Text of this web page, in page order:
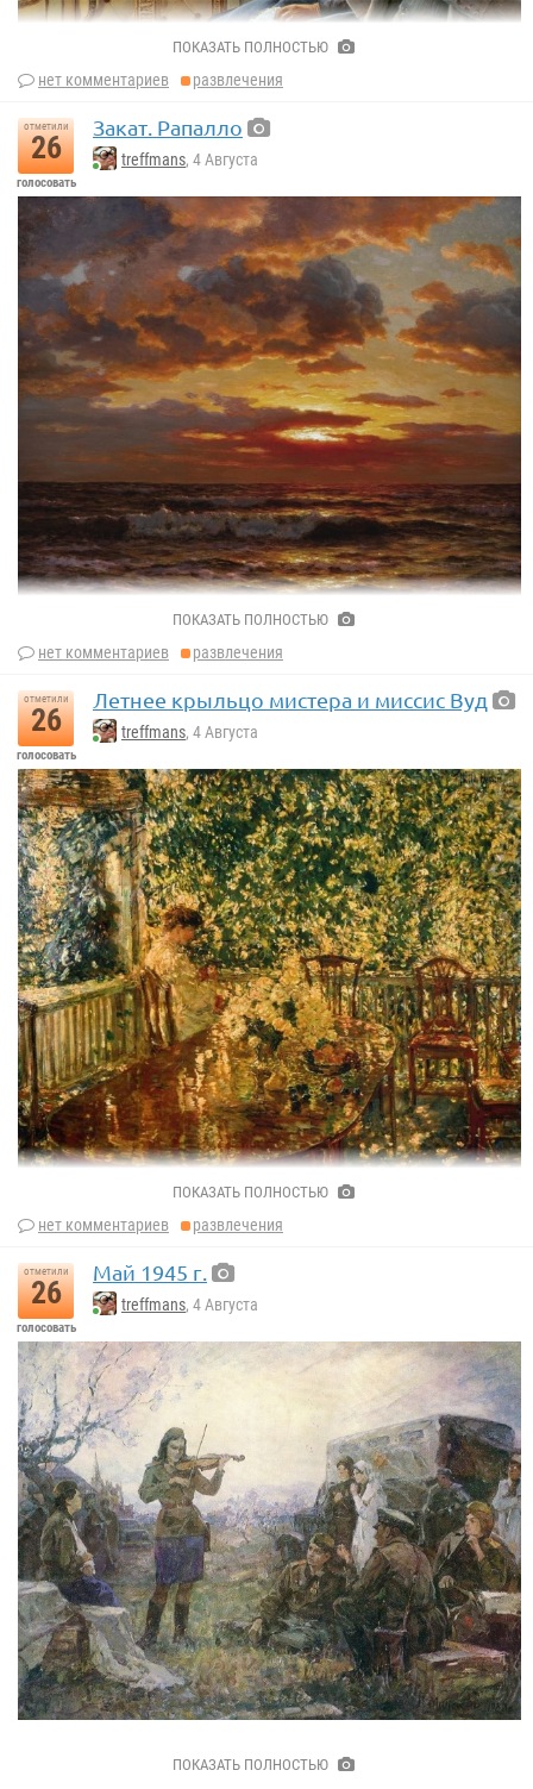
«Пара в поезде» 1895 г.
Рикардо Лопес Кабрера.
ПОКАЗАТЬ ПОЛНОСТЬЮ
нет комментариев развлечения
отметили
26
голосовать
Закат. Рапалло
treffmans, 4 Августа
«Закат. Рапалло», 1920-е гг..
ПОКАЗАТЬ ПОЛНОСТЬЮ
нет комментариев развлечения
отметили
26
голосовать
Летнее крыльцо мистера и миссис Вуд
treffmans, 4 Августа
«Летнее крыльцо мистера и миссис Вуд»
ПОКАЗАТЬ ПОЛНОСТЬЮ
нет комментариев развлечения
отметили
26
голосовать
Май 1945 г.
treffmans, 4 Августа
«Май 1945 г.» 1983 г.ПОКАЗАТЬ ПОЛНОСТЬЮ